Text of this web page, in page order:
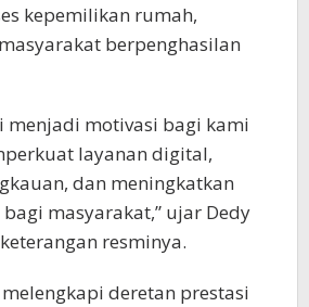
kepemilikan rumah,
berpenghasilan
menjadi motivasi bagi kami
layanan digital,
dan meningkatkan
masyarakat,” ujar Dedy
resminya.
deretan prestasi